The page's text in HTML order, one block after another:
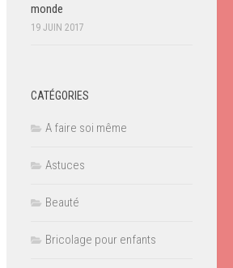
monde
19 JUIN 2017
CATÉGORIES
A faire soi même
Astuces
Beauté
Bricolage pour enfants